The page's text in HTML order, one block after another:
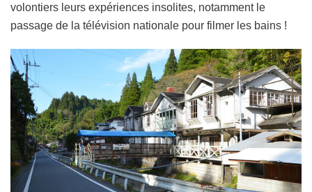
volontiers leurs expériences insolites, notamment le
passage de la télévision nationale pour filmer les bains !